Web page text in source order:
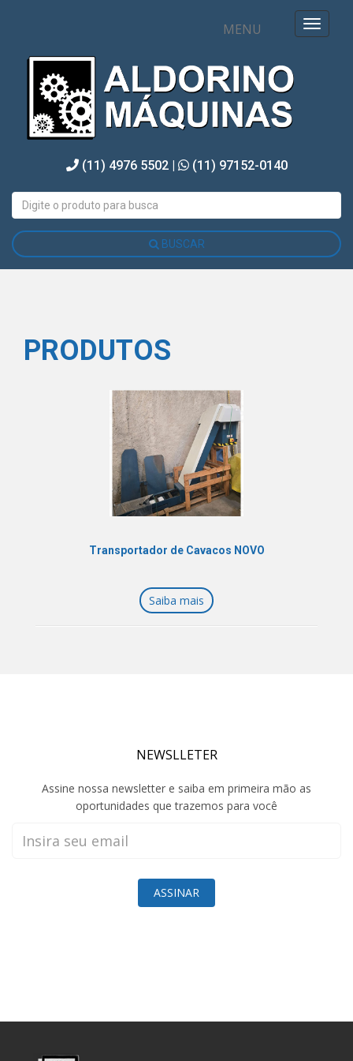
MENU
(11) 4976 5502 | (11) 97152-0140
BUSCAR
PRODUTOS
Transportador de Cavacos NOVO
Saiba mais
NEWSLLETER
Assine nossa newsletter e saiba em primeira mão as
oportunidades que trazemos para você
ASSINAR